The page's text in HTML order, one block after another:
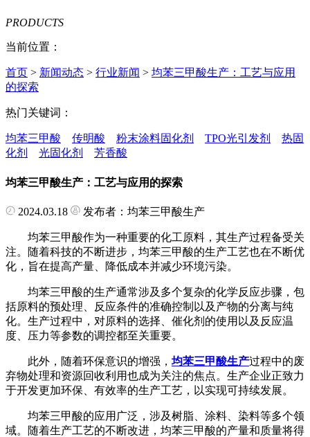
PRODUCTS
当前位置：
首页 > 新闻动态 > 行业新闻 > 均苯三甲酸生产：工艺与应用
的探索
热门关键词：
均苯三甲酸 传明酸 粉末涂料固化剂 TPO光引发剂
热固
化剂
光固化剂 芳香酸
均苯三甲酸生产：工艺与应用的探索
2024.03.18 发布者：均苯三甲酸生产
均苯三甲酸作为一种重要的化工原料，其生产过程备受关
注。随着科技的不断进步，均苯三甲酸的生产工艺也在不断优
化，旨在提高产量、降低成本并减少环境污染。
均苯三甲酸的生产通常涉及多个复杂的化学反应步骤，包
括原料的预处理、反应条件的准确控制以及产物的分离与纯
化。生产过程中，对原料的选择、催化剂的使用以及反应温
度、压力等参数的调控都至关重要。
此外，随着环保意识的增强， 均苯三甲酸生产过程中的废
弃物处理和资源回收利用也成为关注的焦点。生产企业正致力
于开发更加环保、有效率的生产工艺，以实现可持续发展。
均苯三甲酸的应用广泛，涉及树脂、涂料、染料等多个领
域。随着生产工艺的不断改进，均苯三甲酸的产量和质量将得